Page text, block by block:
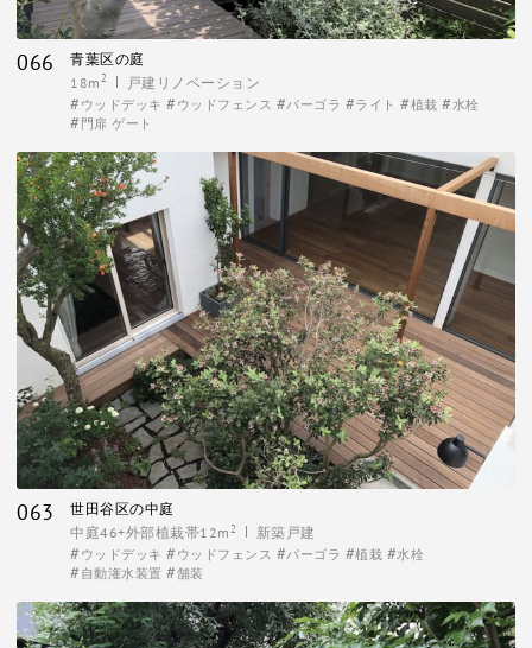
066
青葉区の庭
18m 2 戸建リノベーション
ウッドデッキ ウッドフェンス パーゴラ ライト 植栽
水栓
門扉 ゲート
063
世田谷区の中庭
中庭46+外部植栽帯12m 2 新築戸建
ウッドデッキ ウッドフェンス パーゴラ 植栽
水栓
自動潅水装置
舗装